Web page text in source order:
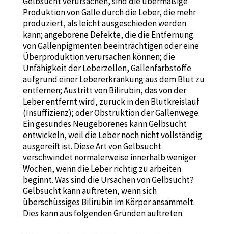
Produktion von Galle durch die Leber, die mehr
produziert, als leicht ausgeschieden werden
kann; angeborene Defekte, die die Entfernung
von Gallenpigmenten beeinträchtigen oder eine
Überproduktion verursachen können; die
Unfähigkeit der Leberzellen, Gallenfarbstoffe
aufgrund einer Lebererkrankung aus dem Blut zu
entfernen; Austritt von Bilirubin, das von der
Leber entfernt wird, zurück in den Blutkreislauf
(Insuffizienz); oder Obstruktion der Gallenwege.
Ein gesundes Neugeborenes kann Gelbsucht
entwickeln, weil die Leber noch nicht vollständig
ausgereift ist. Diese Art von Gelbsucht
verschwindet normalerweise innerhalb weniger
Wochen, wenn die Leber richtig zu arbeiten
beginnt. Was sind die Ursachen von Gelbsucht?
Gelbsucht kann auftreten, wenn sich
überschüssiges Bilirubin im Körper ansammelt.
Dies kann aus folgenden Gründen auftreten.